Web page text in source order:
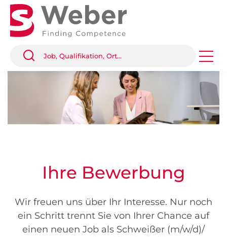
Ihre Bewerbung
Wir freuen uns über Ihr Interesse. Nur noch
ein Schritt trennt Sie von Ihrer Chance auf
einen neuen Job als Schweißer (m/w/d)/